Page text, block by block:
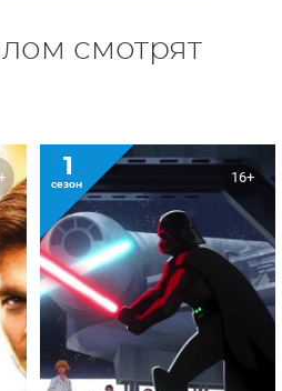
смотрят
1
сезон 16+